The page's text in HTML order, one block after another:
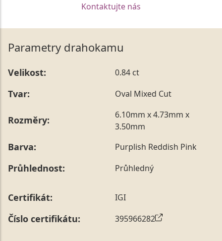
Kontaktujte nás
Parametry drahokamu
Velikost: 0.84 ct
Tvar: Oval Mixed Cut
Rozměry:
6.10mm x 4.73mm x
3.50mm
Barva: Purplish Reddish Pink
Průhlednost: Průhledný
Certifikát: IGI
Číslo certifikátu: 395966282